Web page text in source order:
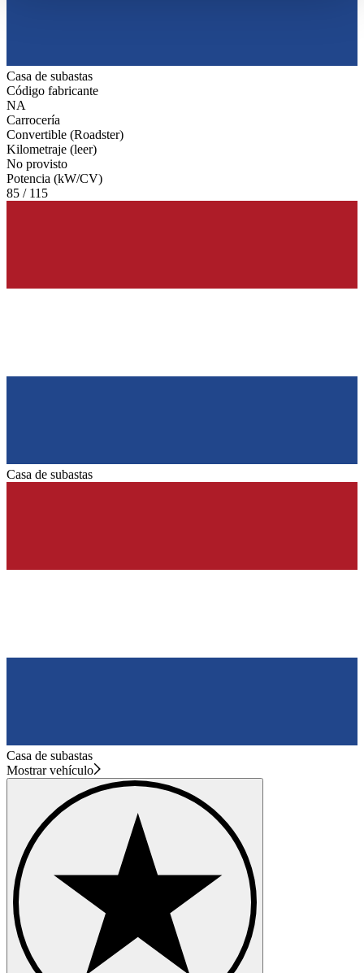
Casa de subastas
Código fabricante
NA
Carrocería
Convertible (Roadster)
Kilometraje (leer)
No provisto
Potencia (kW/CV)
85 / 115
Casa de subastas
Casa de subastas
Mostrar vehículo